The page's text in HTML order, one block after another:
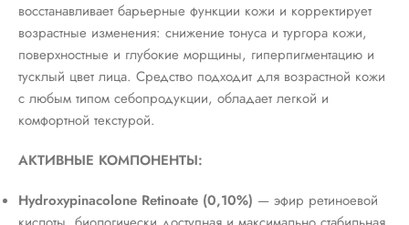
восстанавливает барьерные функции кожи и корректирует
возрастные изменения: снижение тонуса и тургора кожи,
поверхностные и глубокие морщины, гиперпигментацию и
тусклый цвет лица. Средство подходит для возрастной кожи
с любым типом себопродукции, обладает легкой и
комфортной текстурой.
АКТИВНЫЕ КОМПОНЕНТЫ:
Hydroxypinacolone Retinoate (0,10%) — эфир ретиноевой